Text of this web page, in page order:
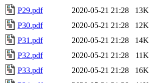
P29.pdf
2020-05-21 21:28
13K
P30.pdf
2020-05-21 21:28
12K
P31.pdf
2020-05-21 21:28
14K
P32.pdf
2020-05-21 21:28
11K
P33.pdf
2020-05-21 21:28
16K